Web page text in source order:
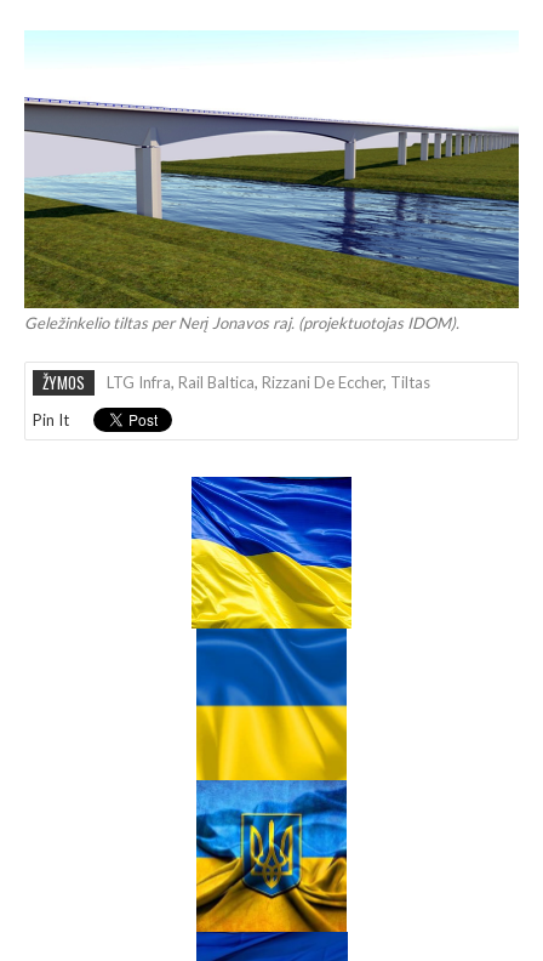
Geležinkelio tiltas per Nerį Jonavos raj. (projektuotojas IDOM).
ŽYMOS LTG Infra, Rail Baltica, Rizzani De Eccher, Tiltas
Pin It